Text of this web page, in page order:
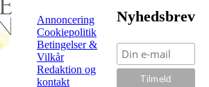
Annoncering
Cookiepolitik
Betingelser &
Vilkår
Redaktion og
kontakt
Nyhedsbrev